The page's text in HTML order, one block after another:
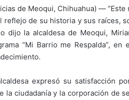
de Meoqui, Chihuahua) —
reflejo de su historia y sus raíces,
dijo la alcaldesa de Meoqui,
“Mi Barrio me Respalda”,
expresó su satisfacción
la ciudadanía y la corporación de